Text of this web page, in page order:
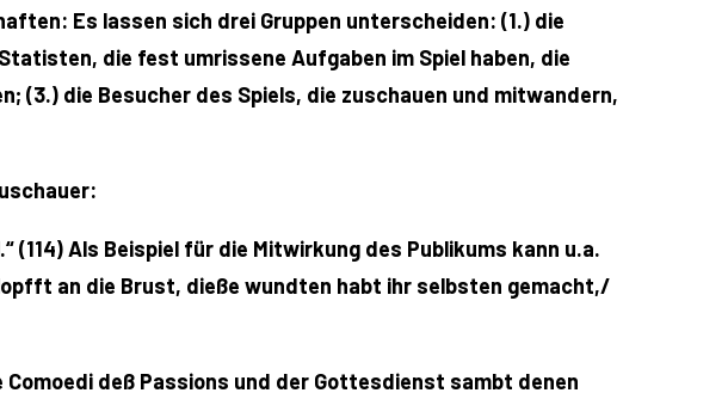
Es lassen sich drei Gruppen unterscheiden: (1.) die
die fest umrissene Aufgaben im Spiel haben, die
(3.) die Besucher des Spiels, die zuschauen und mitwandern,
Als Beispiel für die Mitwirkung des Publikums kann u.a.
an die Brust, dieße wundten habt ihr selbsten gemacht,/
deß Passions und der Gottesdienst sambt denen